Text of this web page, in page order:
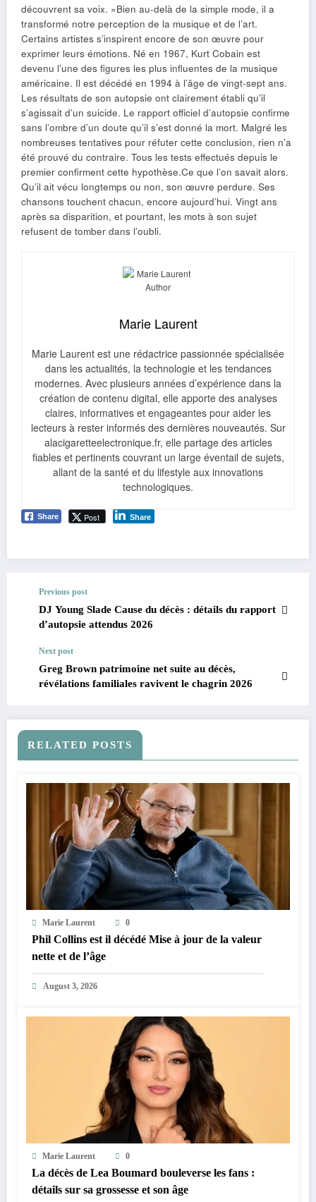
découvrent sa voix. »Bien au-delà de la simple mode, il a
transformé notre perception de la musique et de l’art.
Certains artistes s’inspirent encore de son œuvre pour
exprimer leurs émotions. Né en 1967, Kurt Cobain est
devenu l’une des figures les plus influentes de la musique
américaine. Il est décédé en 1994 à l’âge de vingt-sept ans.
Les résultats de son autopsie ont clairement établi qu’il
s’agissait d’un suicide. Le rapport officiel d’autopsie confirme
sans l’ombre d’un doute qu’il s’est donné la mort. Malgré les
nombreuses tentatives pour réfuter cette conclusion, rien n’a
été prouvé du contraire. Tous les tests effectués depuis le
premier confirment cette hypothèse.Ce que l’on savait alors.
Qu’il ait vécu longtemps ou non, son œuvre perdure. Ses
chansons touchent chacun, encore aujourd’hui. Vingt ans
après sa disparition, et pourtant, les mots à son sujet
refusent de tomber dans l’oubli.
Marie Laurent
Marie Laurent est une rédactrice passionnée spécialisée
dans les actualités, la technologie et les tendances
modernes. Avec plusieurs années d’expérience dans la
création de contenu digital, elle apporte des analyses
claires, informatives et engageantes pour aider les
lecteurs à rester informés des dernières nouveautés. Sur
alacigaretteelectronique.fr, elle partage des articles
fiables et pertinents couvrant un large éventail de sujets,
allant de la santé et du lifestyle aux innovations
technologiques.
Share Post Share
Previous post
DJ Young Slade Cause du décès : détails du rapport
d’autopsie attendus 2026
Next post
Greg Brown patrimoine net suite au décès,
révélations familiales ravivent le chagrin 2026
RELATED POSTS
Marie Laurent 0
Phil Collins est il décédé Mise à jour de la valeur
nette et de l’âge
August 3, 2026
Marie Laurent 0
La décès de Lea Boumard bouleverse les fans :
détails sur sa grossesse et son âge